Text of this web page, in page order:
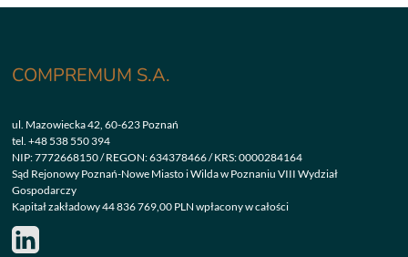
COMPREMUM S.A.
ul. Mazowiecka 42, 60-623 Poznań
tel.+48 538 550 394
NIP: 7772668150 / REGON: 634378466 / KRS: 0000284164
Sąd Rejonowy Poznań-Nowe Miasto i Wilda w Poznaniu VIII Wydział
Gospodarczy
Kapitał zakładowy 44 836 769,00 PLN wpłacony w całości